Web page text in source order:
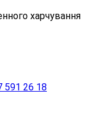
харчування
591 26 18